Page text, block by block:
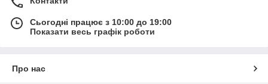
Сьогодні працює з 10:00 до 19:00
Показати весь графік роботи
Про нас